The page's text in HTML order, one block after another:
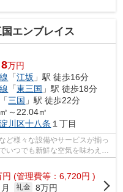
エンブレイス
8万円
「江坂 」駅 徒歩16分
「東三国 」駅 徒歩18分
「三国 」駅 徒歩22分
～22.04㎡
川区十八条 １丁目
ど様々な設備やサービスが揃っ
いつでも新鮮な空気を味わえま
円 (管理費等：6,720円 )
礼金 8万円